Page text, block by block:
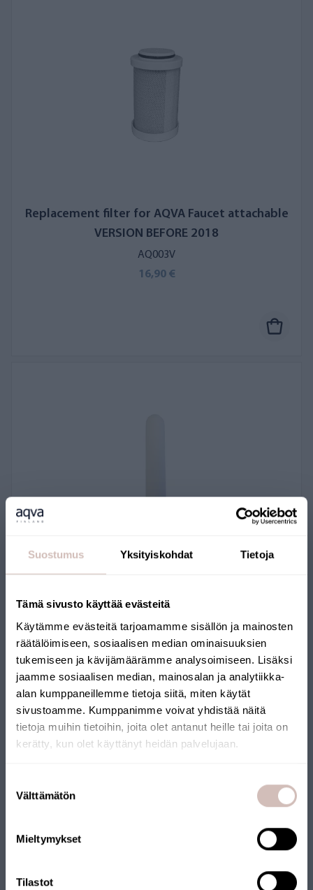
Suostumus Yksityiskohdat Tietoja
Tämä sivusto käyttää evästeitä
Käytämme evästeitä tarjoamamme sisällön ja mainosten
räätälöimiseen, sosiaalisen median ominaisuuksien
tukemiseen ja kävijämäärämme analysoimiseen. Lisäksi
jaamme sosiaalisen median, mainosalan ja analytiikka-
alan kumppaneillemme tietoja siitä, miten käytät
sivustoamme. Kumppanimme voivat yhdistää näitä
tietoja muihin tietoihin, joita olet antanut heille tai joita on
kerätty, kun olet käyttänyt heidän palvelujaan.
valinta
Välttämätön
Mieltymykset
Tilastot
Replacement filter for AQVA Faucet attachable
VERSION BEFORE 2018
AQ003V
16,90 €
Countertop Filter
AQ002-2V
49,00 €
country